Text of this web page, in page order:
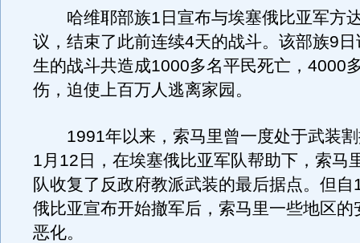
哈维耶部族1日宣布与埃塞俄比亚军方
议，结束了此前连续4天的战斗。该部族9
生的战斗共造成1000多名平民死亡，4000
伤，迫使上百万人逃离家园。
1991年以来，索马里曾一度处于武装割
1月12日，在埃塞俄比亚军队帮助下，索马
队收复了反政府教派武装的最后据点。但
俄比亚宣布开始撤军后，索马里一些地区的
恶化。